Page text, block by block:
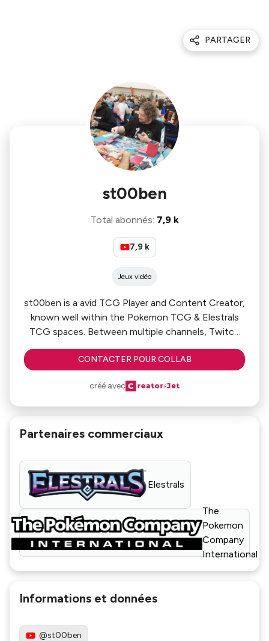
PARTAGER
st00ben
Total abonnés: 7,9 k
7,9 k
Jeux vidéo
st00ben is a avid TCG Player and Content Creator,
known well within the Pokemon TCG & Elestrals
TCG spaces. Between multiple channels, Twitch
streams, a podcast and social media posts,
st00ben brings a fun side to things, while staying
CONTACTER POUR COLLAB
créé avec
Partenaires commerciaux
Elestrals
The
Pokemon
Company
International
Informations et données
@st00ben